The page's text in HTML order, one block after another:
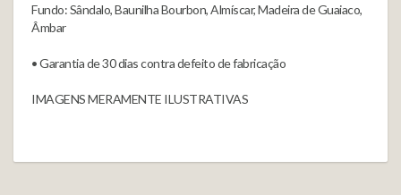
Fundo: Sândalo, Baunilha Bourbon, Almíscar, Madeira de Guaiaco,
Âmbar
• Garantia de 30 dias contra defeito de fabricação
IMAGENS MERAMENTE ILUSTRATIVAS